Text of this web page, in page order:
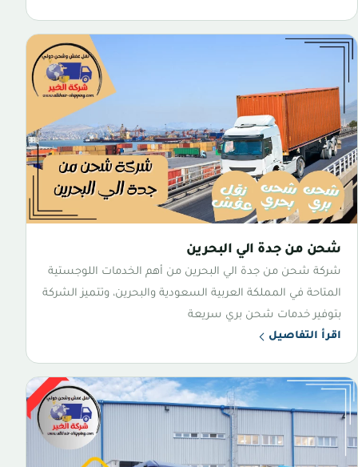
شحن من جدة الي البحرين
شركة شحن من جدة الي البحرين من أهم الخدمات اللوجستية
المتاحة في المملكة العربية السعودية والبحرين، وتتميز الشركة
بتوفير خدمات شحن بري سريعة
اقرأ التفاصيل